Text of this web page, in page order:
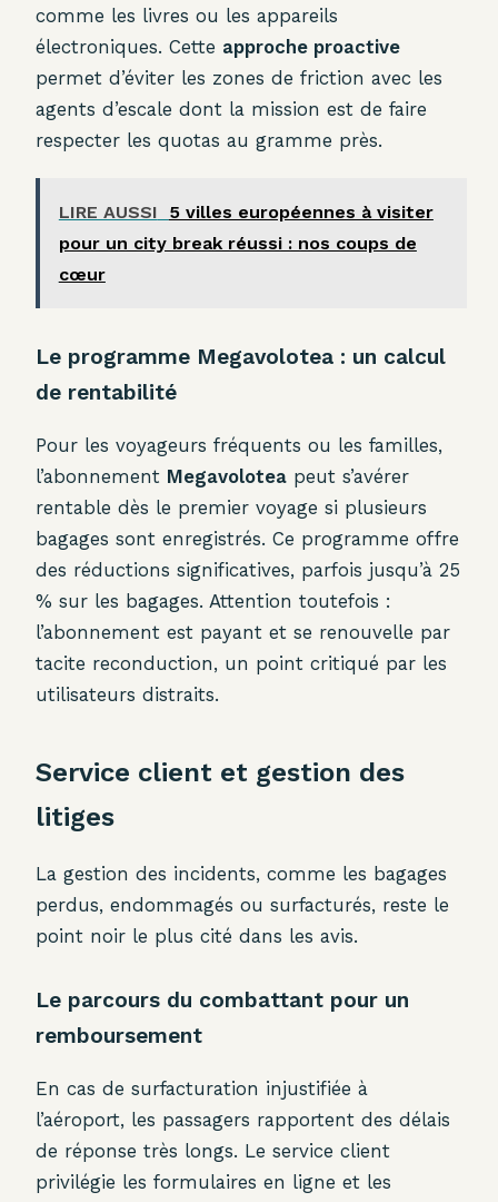
comme les livres ou les appareils
électroniques. Cette approche proactive
permet d’éviter les zones de friction avec les
agents d’escale dont la mission est de faire
respecter les quotas au gramme près.
LIRE AUSSI
5 villes européennes à visiter
pour un city break réussi : nos coups de
cœur
Le programme Megavolotea : un calcul
de rentabilité
Pour les voyageurs fréquents ou les familles,
l’abonnement Megavolotea peut s’avérer
rentable dès le premier voyage si plusieurs
bagages sont enregistrés. Ce programme offre
des réductions significatives, parfois jusqu’à 25
% sur les bagages. Attention toutefois :
l’abonnement est payant et se renouvelle par
tacite reconduction, un point critiqué par les
utilisateurs distraits.
Service client et gestion des
litiges
La gestion des incidents, comme les bagages
perdus, endommagés ou surfacturés, reste le
point noir le plus cité dans les avis.
Le parcours du combattant pour un
remboursement
En cas de surfacturation injustifiée à
l’aéroport, les passagers rapportent des délais
de réponse très longs. Le service client
privilégie les formulaires en ligne et les